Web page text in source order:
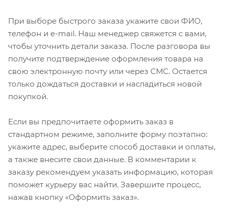
При выборе быстрого заказа укажите свои ФИО,
телефон и e-mail. Наш менеджер свяжется с вами,
чтобы уточнить детали заказа. После разговора вы
получите подтверждение оформления товара на
свою электронную почту или через СМС. Остается
только дождаться доставки и насладиться новой
покупкой.
Если вы предпочитаете оформить заказ в
стандартном режиме, заполните форму поэтапно:
укажите адрес, выберите способ доставки и оплаты,
а также внесите свои данные. В комментарии к
заказу рекомендуем указать информацию, которая
поможет курьеру вас найти. Завершите процесс,
нажав кнопку «Оформить заказ».